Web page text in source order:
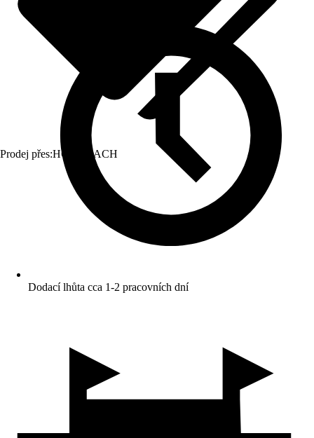
Prodej přes:HORNBACH
Dodací lhůta cca 1-2 pracovních dní